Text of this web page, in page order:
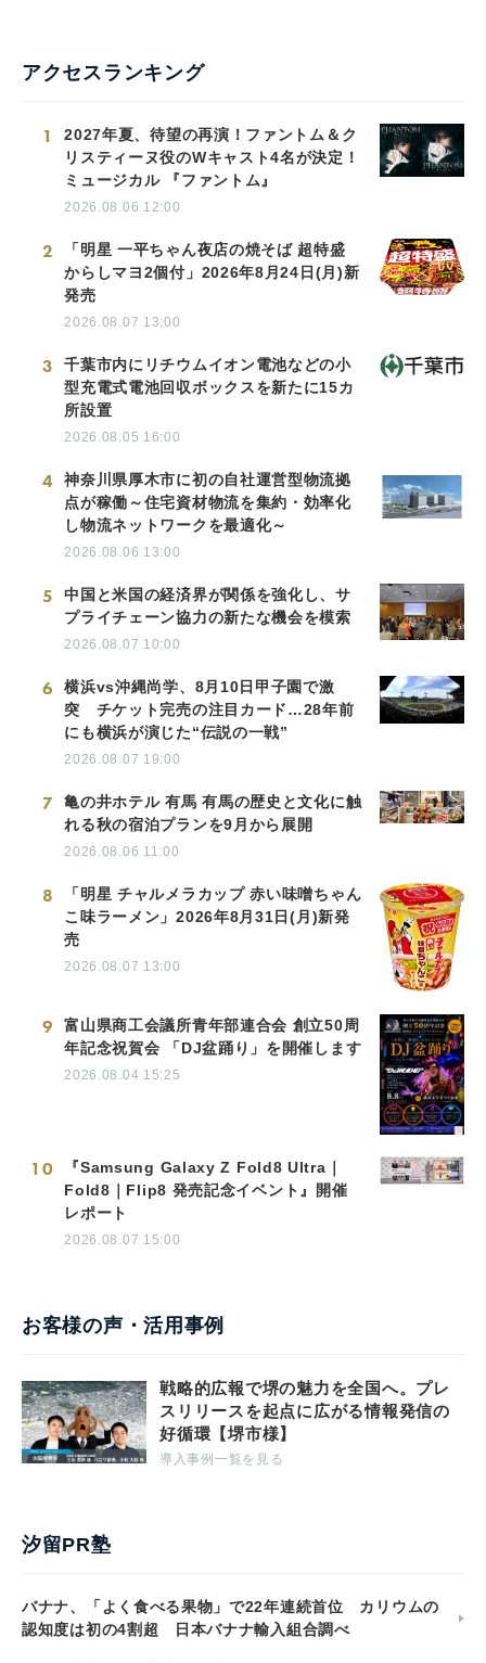
アクセスランキング
1
2027年夏、待望の再演！ファントム＆ク
リスティーヌ役のWキャスト4名が決定！
ミュージカル 『ファントム』
2026.08.06 12:00
2
「明星 一平ちゃん夜店の焼そば 超特盛
からしマヨ2個付」2026年8月24日(月)新
発売
2026.08.07 13:00
3
千葉市内にリチウムイオン電池などの小
型充電式電池回収ボックスを新たに15カ
所設置
2026.08.05 16:00
4
神奈川県厚木市に初の自社運営型物流拠
点が稼働～住宅資材物流を集約・効率化
し物流ネットワークを最適化～
2026.08.06 13:00
5
中国と米国の経済界が関係を強化し、サ
プライチェーン協力の新たな機会を模索
2026.08.07 10:00
6
横浜vs沖縄尚学、8月10日甲子園で激
突 チケット完売の注目カード…28年前
にも横浜が演じた“伝説の一戦”
2026.08.07 19:00
7
亀の井ホテル 有馬 有馬の歴史と文化に触
れる秋の宿泊プランを9月から展開
2026.08.06 11:00
8
「明星 チャルメラカップ 赤い味噌ちゃん
こ味ラーメン」2026年8月31日(月)新発
売
2026.08.07 13:00
9
富山県商工会議所青年部連合会 創立50周
年記念祝賀会 「DJ盆踊り」を開催します
2026.08.04 15:25
10
『Samsung Galaxy Z Fold8 Ultra｜
Fold8｜Flip8 発売記念イベント』開催
レポート
2026.08.07 15:00
お客様の声・活用事例
戦略的広報で堺の魅力を全国へ。プレ
スリリースを起点に広がる情報発信の
好循環【堺市様】
導入事例一覧を見る
汐留PR塾
バナナ、「よく食べる果物」で22年連続首位 カリウムの
認知度は初の4割超 日本バナナ輸入組合調べ